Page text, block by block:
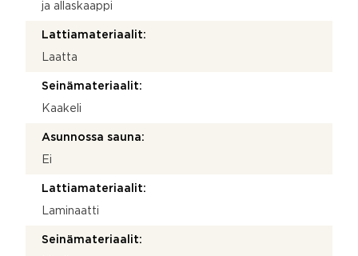
ja allaskaappi
Lattiamateriaalit:
Laatta
Seinämateriaalit:
Kaakeli
Asunnossa sauna:
Ei
Lattiamateriaalit:
Laminaatti
Seinämateriaalit: